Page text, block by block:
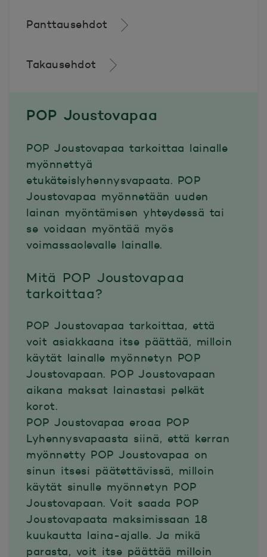
Panttausehdot
Takausehdot
POP Joustovapaa
POP Joustovapaa tarkoittaa lainalle
myönnettyä
etukäteislyhennysvapaata. POP
Joustovapaa myönnetään uuden
lainan myöntämisen yhteydessä tai
se voidaan myöntää myös
voimassaolevalle lainalle.
Mitä POP Joustovapaa
tarkoittaa?
POP Joustovapaa tarkoittaa, että
voit asiakkaana itse päättää, milloin
käytät lainalle myönnetyn POP
Joustovapaan. POP Joustovapaan
aikana maksat lainastasi pelkät
korot.
POP Joustovapaa eroaa POP
Lyhennysvapaasta siinä, että kerran
myönnetty POP Joustovapaa on
sinun itsesi päätettävissä, milloin
käytät sinulle myönnetyn POP
Joustovapaan. Voit saada POP
Joustovapaata maksimissaan 18
kuukautta laina-ajalle. Ja mikä
parasta, voit itse päättää milloin